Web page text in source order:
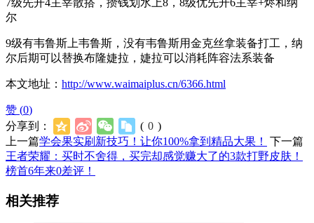
尔
9级有韦鲁斯上韦鲁斯，没有韦鲁斯用金克丝拿装备打工，纳
尔后期可以替换布隆婕拉，婕拉可以消耗阵容法系装备
本文地址： http://www.waimaiplus.cn/6366.html
赞 (0)
分享到：
( 0 )
上一篇学会果实刷新技巧！让你100%拿到精品大果！
下一篇
王者荣耀：买时不舍得，买完却感觉赚大了的3款打野皮肤！
榜首6年来0差评！
相关推荐